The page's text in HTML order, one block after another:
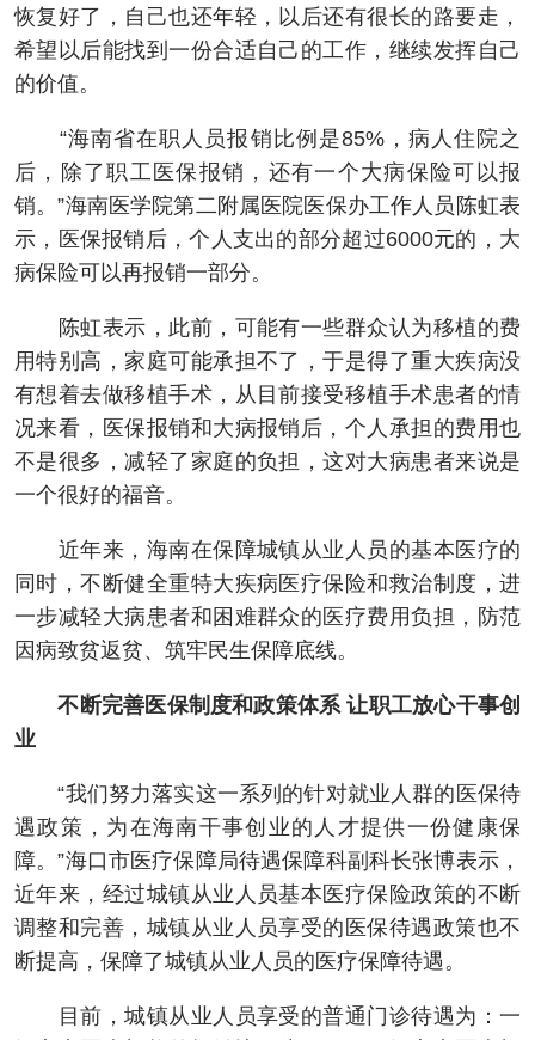
恢复好了，自己也还年轻，以后还有很长的路要走，
希望以后能找到一份合适自己的工作，继续发挥自己
的价值。
“海南省在职人员报销比例是85%，病人住院之
后，除了职工医保报销，还有一个大病保险可以报
销。”海南医学院第二附属医院医保办工作人员陈虹表
示，医保报销后，个人支出的部分超过6000元的，大
病保险可以再报销一部分。
陈虹表示，此前，可能有一些群众认为移植的费
用特别高，家庭可能承担不了，于是得了重大疾病没
有想着去做移植手术，从目前接受移植手术患者的情
况来看，医保报销和大病报销后，个人承担的费用也
不是很多，减轻了家庭的负担，这对大病患者来说是
一个很好的福音。
近年来，海南在保障城镇从业人员的基本医疗的
同时，不断健全重特大疾病医疗保险和救治制度，进
一步减轻大病患者和困难群众的医疗费用负担，防范
因病致贫返贫、筑牢民生保障底线。
不断完善医保制度和政策体系 让职工放心干事创
业
“我们努力落实这一系列的针对就业人群的医保待
遇政策，为在海南干事创业的人才提供一份健康保
障。”海口市医疗保障局待遇保障科副科长张博表示，
近年来，经过城镇从业人员基本医疗保险政策的不断
调整和完善，城镇从业人员享受的医保待遇政策也不
断提高，保障了城镇从业人员的医疗保障待遇。
目前，城镇从业人员享受的普通门诊待遇为：一